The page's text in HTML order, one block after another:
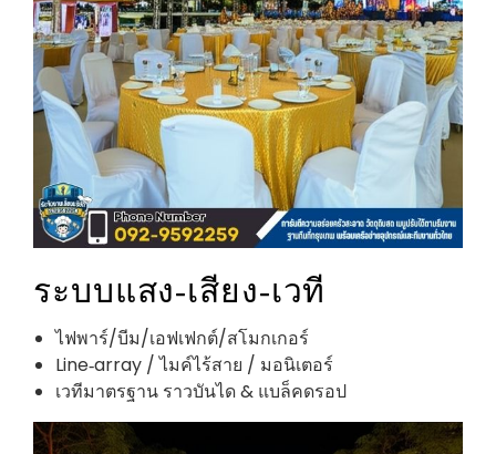
ระบบแสง‑เสียง‑เวที
ไฟพาร์/บีม/เอฟเฟกต์/สโมกเกอร์
Line‑array / ไมค์ไร้สาย / มอนิเตอร์
เวทีมาตรฐาน ราวบันได & แบล็คดรอป